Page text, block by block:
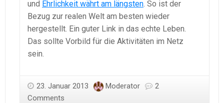
und Ehrlichkeit währt am längsten. So ist der
Bezug zur realen Welt am besten wieder
hergestellt. Ein guter Link in das echte Leben.
Das sollte Vorbild für die Aktivitäten im Netz
sein.
23. Januar 2013 Moderator
2
Comments